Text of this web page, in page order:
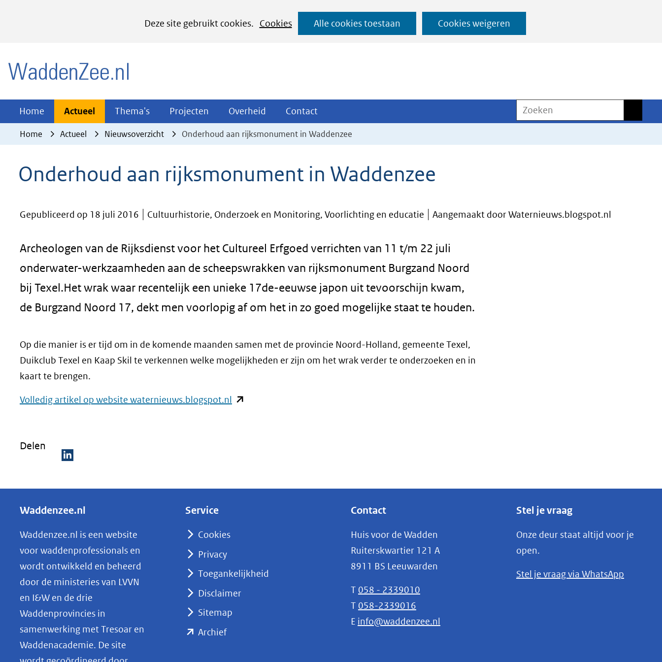
Deze site gebruikt cookies.
Cookies
het
cookies
website
worden
Alle cookies toestaan Cookies weigeren
Ga
naar
Home Actueel Actueel
Uitklappen
Thema's Thema's
Uitklappen
Projecten Projecten
Uitklappen
Overheid Overheid
Uitklappen
Contact
Uitklappen
Zoeken
Home Actueel Nieuwsoverzicht Onderhoud aan rijksmonument in Waddenzee
Onderhoud aan rijksmonument in Waddenzee
Gepubliceerd op 18 juli 2016 Cultuurhistorie, Onderzoek en Monitoring, Voorlichting en educatie Aangemaakt door Waternieuws.blogspot.nl
Archeologen van de Rijksdienst voor het Cultureel Erfgoed verrichten van 11 t/m 22 juli
onderwater-werkzaamheden aan de scheepswrakken van rijksmonument Burgzand Noord
bij Texel.Het wrak waar recentelijk een unieke 17de-eeuwse japon uit tevoorschijn kwam,
de Burgzand Noord 17, dekt men voorlopig af om het in zo goed mogelijke staat te houden.
Op die manier is er tijd om in de komende maanden samen met de provincie Noord-Holland, gemeente Texel,
Duikclub Texel en Kaap Skil te verkennen welke mogelijkheden er zijn om het wrak verder te onderzoeken en in
kaart te brengen.
Volledig artikel op website waternieuws.blogspot.nl (opent
Delen
e
e
n
o
p
L
k
e
d
Waddenzee.nl
Waddenzee.nl is een website
voor waddenprofessionals en
wordt ontwikkeld en beheerd
door de ministeries van LVVN
en I&W en de drie
Waddenprovincies in
samenwerking met Tresoar en
Waddenacademie. De site
Service
Cookies
Privacy
Toegankelijkheid
Disclaimer
Sitemap
Archief(opent
Contact
Huis voor de Wadden
Ruiterskwartier 121 A
8911 BS Leeuwarden
T 058 - 2339010
T 058-2339016
E info@waddenzee.nl
Stel je vraag
Onze deur staat altijd voor je
open.
Stel je vraag via WhatsApp